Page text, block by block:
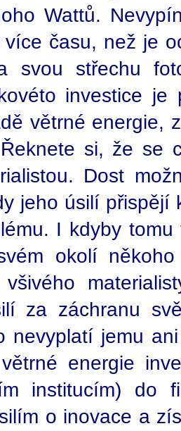
Wattů.
času, než je
svou střechu
investice
větrné energie,
si, že se
Dost
jeho úsilí přispějí
I kdyby
okolí
za záchranu
nevyplatí jemu
energie
institucím) do
o inovace a